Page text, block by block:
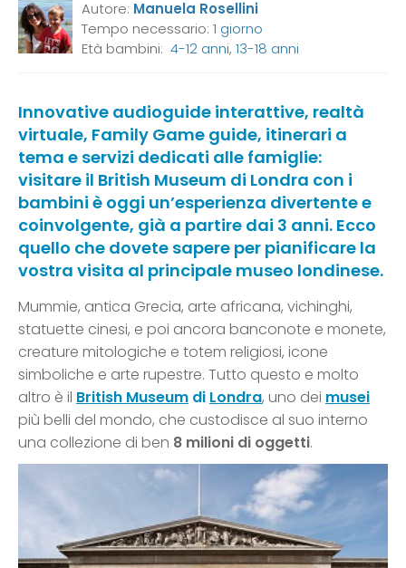
Autore: Manuela Rosellini
Tempo necessario: 1 giorno
Età bambini: 4-12 anni, 13-18 anni
Innovative audioguide interattive, realtà
virtuale, Family Game guide, itinerari a
tema e servizi dedicati alle famiglie:
visitare il British Museum di Londra con i
bambini è oggi un’esperienza divertente e
coinvolgente, già a partire dai 3 anni. Ecco
quello che dovete sapere per pianificare la
vostra visita al principale museo londinese.
Mummie, antica Grecia, arte africana, vichinghi,
statuette cinesi, e poi ancora banconote e monete,
creature mitologiche e totem religiosi, icone
simboliche e arte rupestre. Tutto questo e molto
altro è il British Museum di Londra, uno dei musei
più belli del mondo, che custodisce al suo interno
una collezione di ben 8 milioni di oggetti.